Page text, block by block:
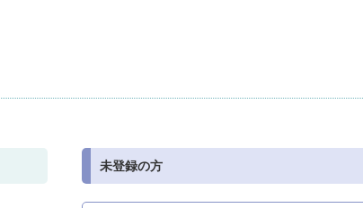
未登録の方